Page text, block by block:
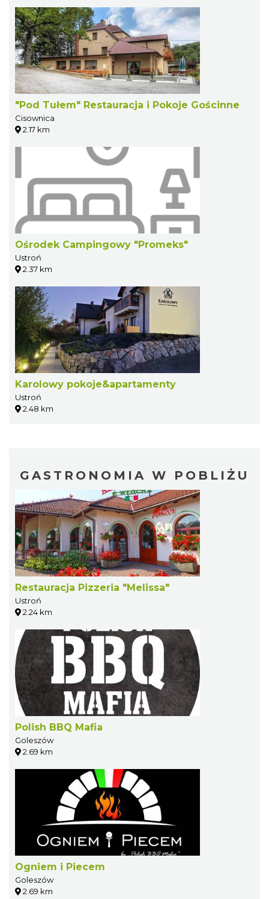
"Pod Tułem" Restauracja i Pokoje Gościnne
Cisownica
2.17 km
Ośrodek Campingowy "Promeks"
Ustroń
2.37 km
Karolowy pokoje&apartamenty
Ustroń
2.48 km
GASTRONOMIA W POBLIŻU
Restauracja Pizzeria "Melissa"
Ustroń
2.24 km
Polish BBQ Mafia
Goleszów
2.69 km
Ogniem i Piecem
Goleszów
2.69 km